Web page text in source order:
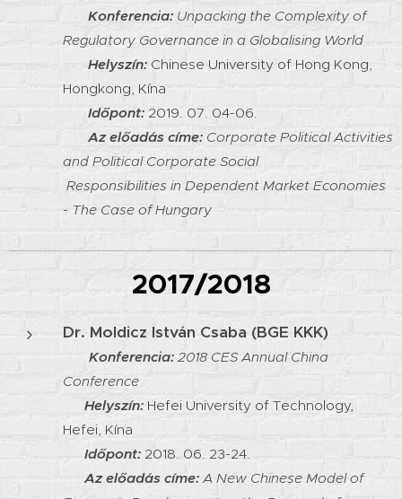
Konferencia: Unpacking the Complexity of
Regulatory Governance in a Globalising World
Helyszín: Chinese University of Hong Kong,
Hongkong, Kína
Időpont: 2019. 07. 04-06.
Az előadás címe: Corporate Political Activities
and Political Corporate Social
Responsibilities in Dependent Market Economies
- The Case of Hungary
2017/2018
Dr. Moldicz István Csaba (BGE KKK)
Konferencia: 2018 CES Annual China
Conference
Helyszín: Hefei University of Technology,
Hefei, Kína
Időpont: 2018. 06. 23-24.
Az előadás címe: A New Chinese Model of